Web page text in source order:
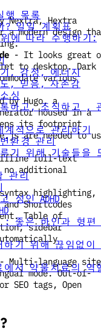
행 목록
? 일일 계획표
에 따라 수행하기:
, 감정, 에너지
, 믿음, 자존감
싱
하고, 조직하고 ,
적으로 관리하기
환경 관리
기 위해 기술들을
관리
성인 ADHD
: 좋은 하인과 형편
하기 위해 끊임없이
에서 약물치료의 역
Hextra
modern design
- It looks great
to desktop. Dark
various
by Hugo, a
housed in a
its footprint
are needed to
full-text
no additional
highlighting,
Shortcodes
Table of
sidebar
language
mode. Out-of-
SEO tags, Open